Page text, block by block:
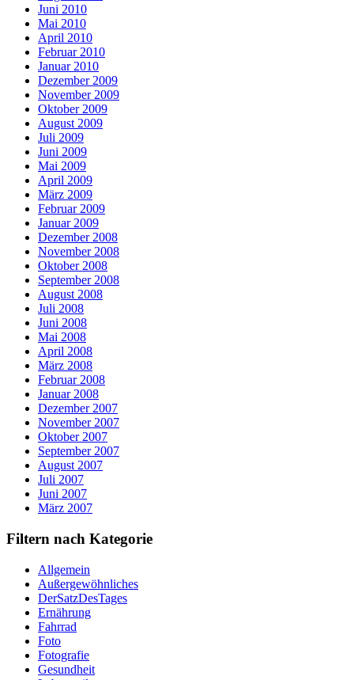
Juni 2010
Mai 2010
April 2010
Februar 2010
Januar 2010
Dezember 2009
November 2009
Oktober 2009
August 2009
Juli 2009
Juni 2009
Mai 2009
April 2009
März 2009
Februar 2009
Januar 2009
Dezember 2008
November 2008
Oktober 2008
September 2008
August 2008
Juli 2008
Juni 2008
Mai 2008
April 2008
März 2008
Februar 2008
Januar 2008
Dezember 2007
November 2007
Oktober 2007
September 2007
August 2007
Juli 2007
Juni 2007
März 2007
Filtern nach Kategorie
Allgemein
Außergewöhnliches
DerSatzDesTages
Ernährung
Fahrrad
Foto
Fotografie
Gesundheit